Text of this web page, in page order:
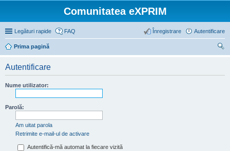
Comunitatea eXPRIM
Legături rapide FAQ Autentificare
Înregistrare
Prima pagină
Autentificare
Nume utilizator:
Parolă:
Am uitat parola
Retrimite e-mail-ul de activare
Autentifică-mă automat la fiecare vizită